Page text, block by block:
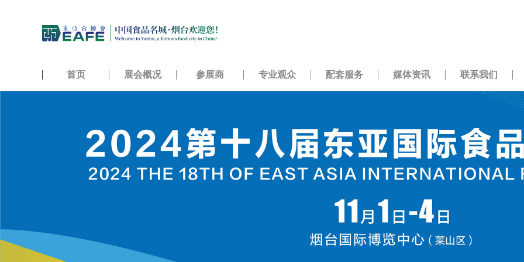
首页 展会概况 参展商 专业观众 配套服务 媒体资讯 联系我们